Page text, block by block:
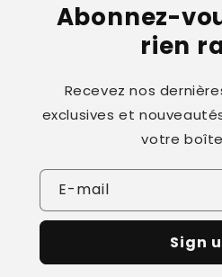
Abonnez-
rien
Recevez nos
exclusives et
votre
E-mail
Sign